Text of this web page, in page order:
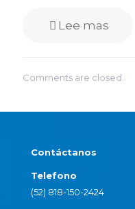
Lee mas
Comments are closed.
Contáctanos
Telefono
(52) 818-150-2424